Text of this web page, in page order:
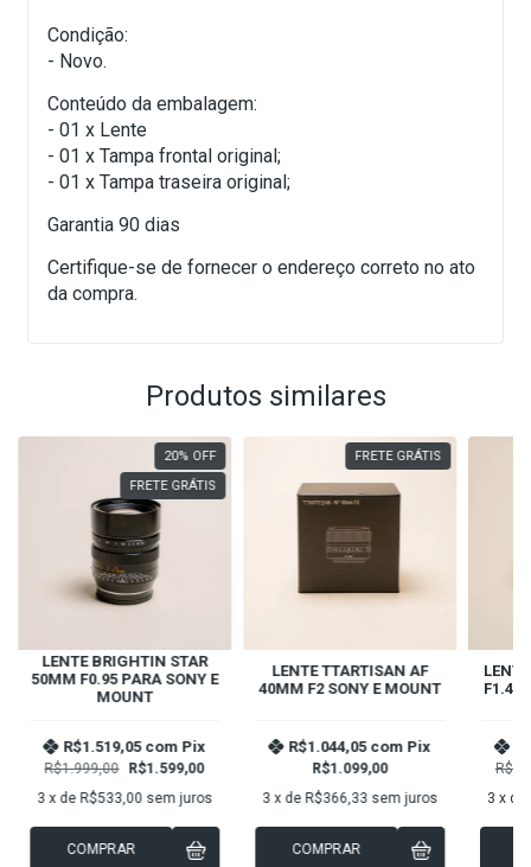
Condição:
- Novo.
Conteúdo da embalagem:
- 01 x Lente
- 01 x Tampa frontal original;
- 01 x Tampa traseira original;
Garantia 90 dias
Certifique-se de fornecer o endereço correto no ato
da compra.
Produtos similares
20% OFF
FRETE GRÁTIS
LENTE BRIGHTIN STAR
50MM F0.95 PARA SONY E
MOUNT
R$1.999,00 R$1.599,00
R$1.519,05 com Pix
3 x de R$533,00 sem juros
COMPRAR
FRETE GRÁTIS
LENTE TTARTISAN AF
40MM F2 SONY E MOUNT
R$1.099,00
R$1.044,05 com Pix
3 x de R$366,33 sem juros
COMPRAR
F1.4
3 x de